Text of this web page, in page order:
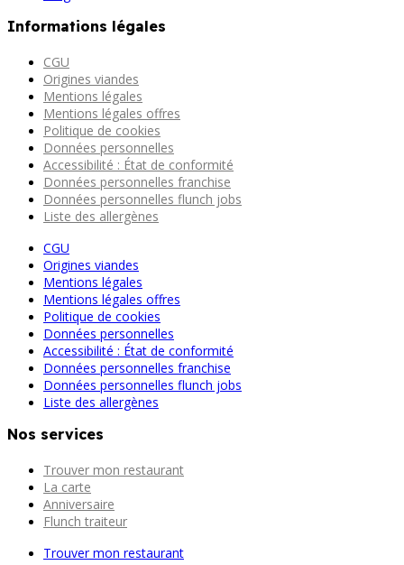
Informations légales
CGU
Origines viandes
Mentions légales
Mentions légales offres
Politique de cookies
Données personnelles
Accessibilité : État de conformité
Données personnelles franchise
Données personnelles flunch jobs
Liste des allergènes
CGU
Origines viandes
Mentions légales
Mentions légales offres
Politique de cookies
Données personnelles
Accessibilité : État de conformité
Données personnelles franchise
Données personnelles flunch jobs
Liste des allergènes
Nos services
Trouver mon restaurant
La carte
Anniversaire
Flunch traiteur
Trouver mon restaurant